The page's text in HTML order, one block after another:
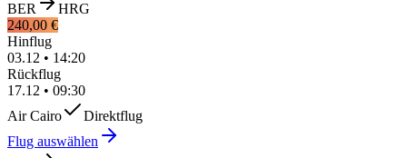
BER
HRG
240,00 €
Hinflug
03.12 • 14:20
Rückflug
17.12 • 09:30
Air Cairo
Direktflug
Flug auswählen